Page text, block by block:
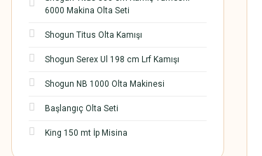
6000 Makina Olta Seti
Shogun Titus Olta Kamışı
Shogun Serex Ul 198 cm Lrf Kamışı
Shogun NB 1000 Olta Makinesi
Başlangıç Olta Seti
King 150 mt İp Misina